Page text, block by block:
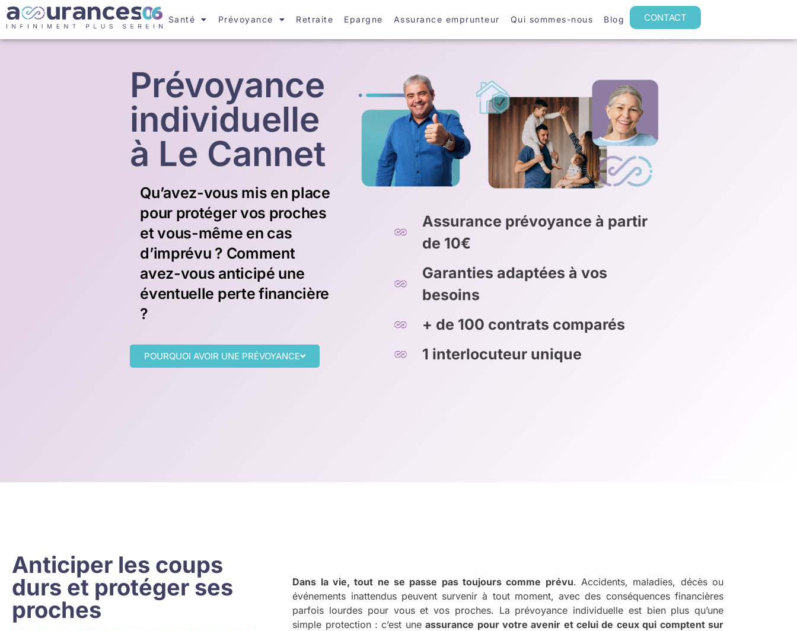
Santé Prévoyance Retraite Epargne Assurance emprunteur Qui sommes-nous Blog CONTACT
Prévoyance
individuelle
à Le Cannet
Qu’avez-vous mis en place
pour protéger vos proches
et vous-même en cas
d’imprévu ? Comment
avez-vous anticipé une
éventuelle perte financière
?
POURQUOI AVOIR UNE PRÉVOYANCE
Assurance prévoyance à partir
de 10€
Garanties adaptées à vos
besoins
+ de 100 contrats comparés
1 interlocuteur unique
Anticiper les coups
durs et protéger ses
proches
Dans la vie, tout ne se passe pas toujours comme prévu. Accidents, maladies, décès ou
événements inattendus peuvent survenir à tout moment, avec des conséquences financières
parfois lourdes pour vous et vos proches. La prévoyance individuelle est bien plus qu’une
simple protection : c’est uneassurance pour votre avenir et celui de ceux qui comptent sur